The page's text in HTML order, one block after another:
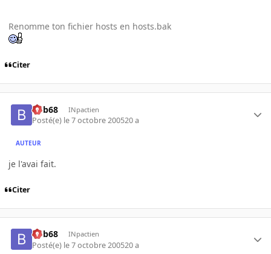
Renomme ton fichier hosts en hosts.bak
Citer
bob68 INpactien
Posté(e) le 7 octobre 200520 a
AUTEUR
je l'avai fait.
Citer
bob68 INpactien
Posté(e) le 7 octobre 200520 a